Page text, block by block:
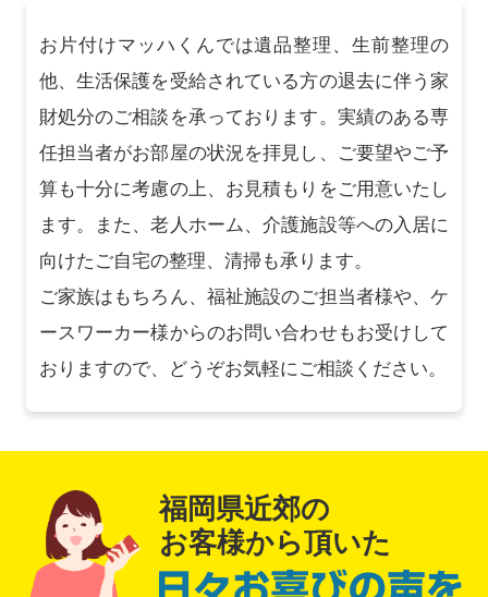
お片付けマッハくんでは遺品整理、生前整理の
他、生活保護を受給されている方の退去に伴う家
財処分のご相談を承っております。実績のある専
任担当者がお部屋の状況を拝見し、ご要望やご予
算も十分に考慮の上、お見積もりをご用意いたし
ます。また、老人ホーム、介護施設等への入居に
向けたご自宅の整理、清掃も承ります。
ご家族はもちろん、福祉施設のご担当者様や、ケ
ースワーカー様からのお問い合わせもお受けして
おりますので、どうぞお気軽にご相談ください。
福岡県近郊の
お客様から頂いた